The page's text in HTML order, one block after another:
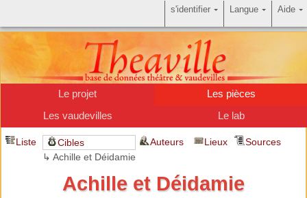
Le projet
Les pièces
Les vaudevilles
Le lab
Liste
Cibles
↳ Achille et Déidamie
Auteurs Lieux Sources
Achille et Déidamie
Aide
Langue
s'identifier